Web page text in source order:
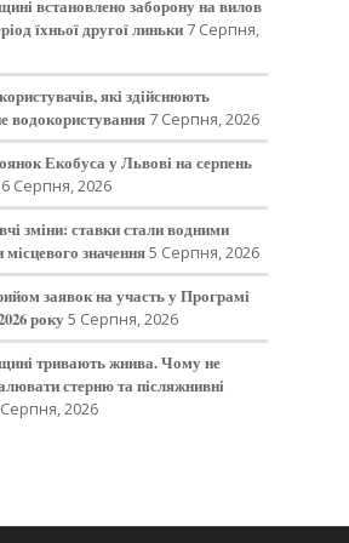
встановлено заборону на вилов
їхньої другої линьки 7 Серпня,
які здійснюють
водокористування 7 Серпня, 2026
Екобуса у Львові на серпень
6 Серпня, 2026
зміни: ставки стали водними
місцевого значення5 Серпня, 2026
заявок на участь у Програмі
року5 Серпня, 2026
тривають жнива. Чому не
стерню та післяжнивні
2026